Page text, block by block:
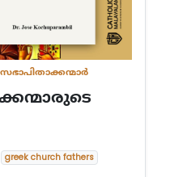
സഭാപിതാക്കന്മാർ
greek church fathers